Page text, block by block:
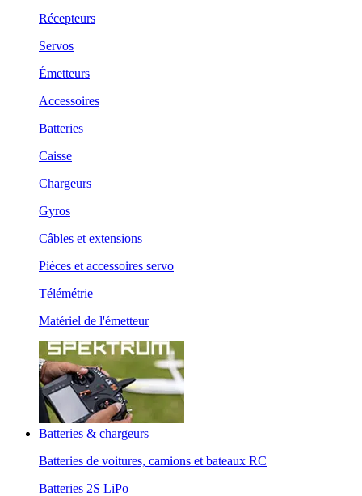
Récepteurs
Servos
Émetteurs
Accessoires
Batteries
Caisse
Chargeurs
Gyros
Câbles et extensions
Pièces et accessoires servo
Télémétrie
Matériel de l'émetteur
Batteries & chargeurs
Batteries de voitures, camions et bateaux RC
Batteries 2S LiPo